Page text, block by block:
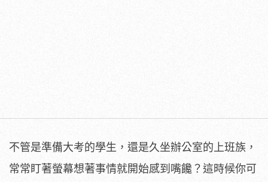
不管是準備大考的學生，還是久坐辦公室的上班族，
常常盯著螢幕想著事情就開始感到嘴饞？這時候你可